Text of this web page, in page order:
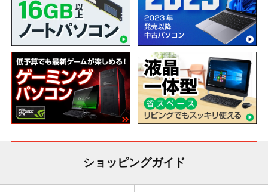
ショッピングガイド